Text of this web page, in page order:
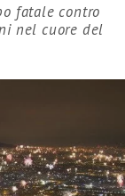
fatale contro
nel cuore del